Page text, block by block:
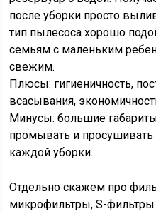
после уборки просто
тип пылесоса хорошо
семьям с маленьким
свежим.
Плюсы: гигиеничность,
всасывания,
Минусы: большие
промывать и
каждой уборки.
Отдельно скажем про
микрофильтры, S-